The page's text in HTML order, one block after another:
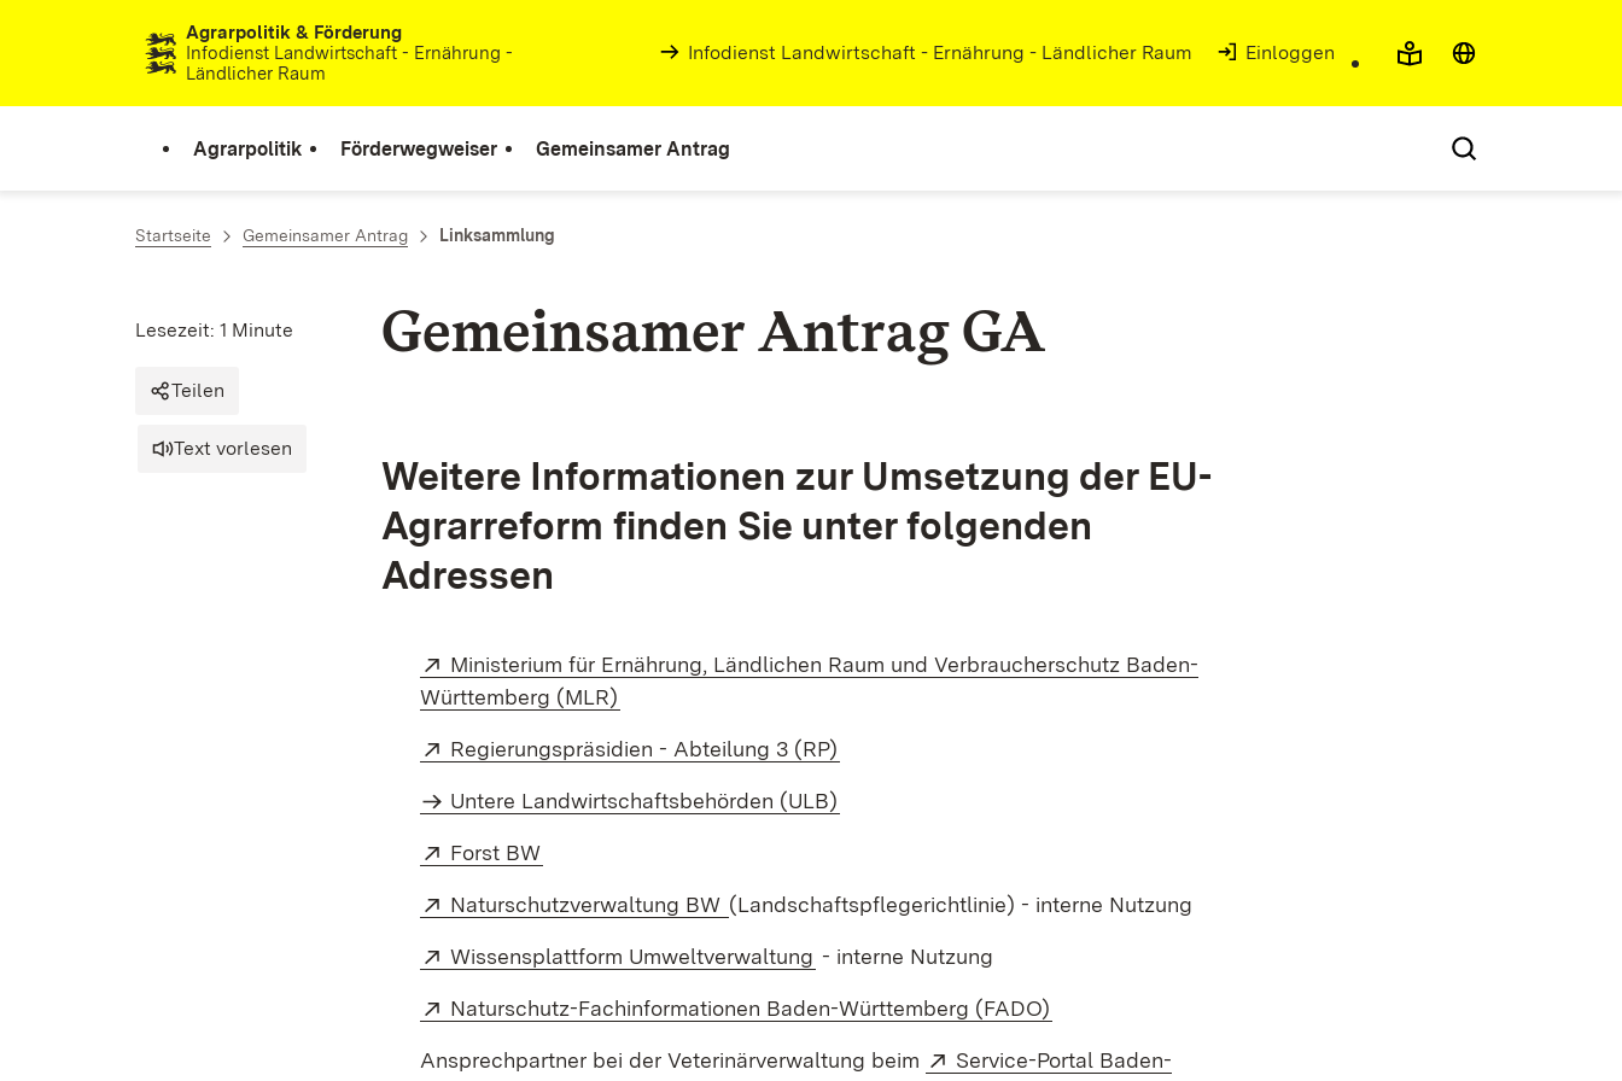
Zum Inhalt springenAgrarpolitik & Förderung
Infodienst Landwirtschaft - Ernährung -
Ländlicher Raum
Infodienst Landwirtschaft - Ernährung - Ländlicher Raum Einloggen
Agrarpolitik Förderwegweiser Gemeinsamer Antrag
Startseite Gemeinsamer Antrag Linksammlung
Gemeinsamer Antrag GA
Lesezeit: 1 Minute
Teilen
Text vorlesen
Weitere Informationen zur Umsetzung der EU-
Agrarreform finden Sie unter folgenden
Adressen
Extern:
Ministerium für Ernährung, Ländlichen Raum und Verbraucherschutz Baden-
Württemberg (MLR)
Extern:
Regierungspräsidien - Abteilung 3 (RP)
Untere Landwirtschaftsbehörden (ULB)
Extern:
Forst BW
Extern:
Naturschutzverwaltung BW (Öffnet in neuem Fenster)
(Landschaftspflegerichtlinie) - interne Nutzung
Extern:
Wissensplattform Umweltverwaltung (Öffnet in neuem Fenster)
- interne Nutzung
Extern:
Naturschutz-Fachinformationen Baden-Württemberg (FADO)
Ansprechpartner bei der Veterinärverwaltung beim Extern:
Service-Portal Baden-